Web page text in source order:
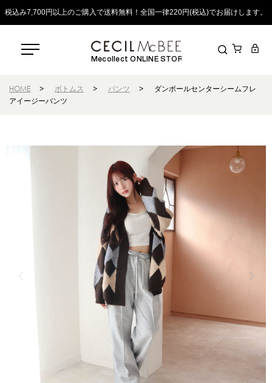
税込み7,700円以上のご購入で送料無料！全国一律220円(税込)でお届けします。
Mecollect ONLINE STORE
HOME > ボトムス > パンツ >
ダンボールセンターシームフレ
アイージーパンツ